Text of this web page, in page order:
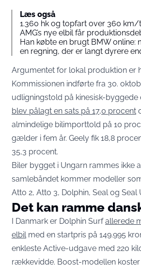
Læs også
1.360 hk og topfart over 360 km/
AMG’s nye elbil får
Han købte en brugt BMW online:
en regning, der er langt dyrere
Argumentet for lokal produktion er
Kommissionen indførte fra 30.
udligningstold på kinesisk-byggede
blev pålagt en sats på 17,0 procent
almindelige bilimporttold på 10
gælder i fem år. Geely fik 18,8
35,3 procent.
Biler bygget i Ungarn rammes ikke
samlebåndet kommer modeller
Atto 2, Atto 3, Dolphin, Seal og Seal
Det kan ramme
I Danmark er Dolphin Surfallerede
elbil med en startpris på 149.995
enkleste Active-udgave med 220
rækkevidde. Boost-modellen koster